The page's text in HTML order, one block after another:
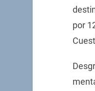
por